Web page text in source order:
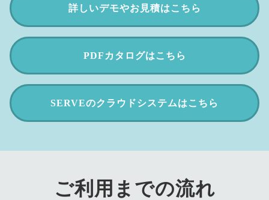
詳しいデモやお見積はこちら
PDFカタログはこちら
SERVEのクラウドシステムはこちら
ご利用までの流れ